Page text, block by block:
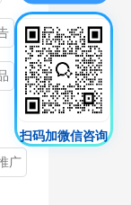
广
扫码加微信咨询